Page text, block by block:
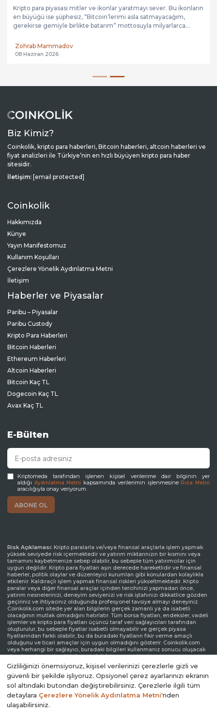
Bitcoin’den gerektiğinde 1,25 milyar dolara kadar gelir elde
edilmesini sağlayacak yeni sermaye yönetimi programını
onayladı. Strategy,...
Görkem Saçar
29 Haziran 2026
Biz Kimiz?
Coinkolik, kripto para haberleri, Bitcoin haberleri, altcoin haberleri ve
fiyat analizleri ile Türkiye’nin en hızlı büyüyen kripto para haber
sitesidir.
İletişim: [email protected]
Coinkolik
Hakkımızda
Künye
Yayın Manifestomuz
Kullanım Koşulları
Çerezlere Yönelik Aydınlatma Metni
İletişim
Haberler ve Piyasalar
Paribu – Piyasalar
Paribu Custody
Kripto Para Haberleri
Bitcoin Haberleri
Ethereum Haberleri
Altcoin Haberleri
Bitcoin Kaç TL
Dogecoin Kaç TL
Avax Kaç TL
E-Bülten
Kriptomeda tarafından işlenen kişisel verilerime dair bilginin yer
aldığı Aydınlatma Metni kapsamında verilerimin işlenmesineRıza Metni
aracılığıyla onay veriyorum.
Risk Açıklaması: Kripto paralarla ve/veya finansal araçlarla işlem yapmak
yüksek seviyede risk içermektedir ve yatırım miktarınızın bir kısmını veya
tamamını kaybetmenize sebep olabilir, bu sebeple tüm yatırımcılar için
uygun değildir. Kripto para fiyatları aşırı derecede hareketlidir ve finansal
haberler, politik olaylar ve düzenleyici kurumları gibi konulardan kolaylıkla
etkilenir. Kaldıraçlı işlem yapmak finansal riskleri yükseltmektedir. Kripto
paralar veya diğer finansal araçlar içinden tercihinizi yapmadan önce,
yatırım nesnelerinizi, deneyim seviyenizi ve risk iştahınızı dikkatlice gözden
geçiriniz ve ihtiyacınız olduğunda profesyonel tavsiye almayı deneyiniz.
Coinkolik.com sitede yer alan bilgilerin gerçek zamanlı ya da isabetli
olacağının mutlak olmadığını hatırlatır. Tüm borsa fiyatları, endeksler, vadeli
işlemler ve kripto para fiyatları üçüncü taraf veri sağlayıcıları tarafından
oluşturulur, bu sebeple fiyatlar isabetli olmayabilir ve gerçek piyasa
fiyatlarından farklı olabilir, bu da buradaki fiyatların fikir verme amaçlı
olduğunu ve ticari amaçlar için uygun olmadığını gösterir. Coinkolik.com
veya herhangi bir sağlayıcı, buradaki bilgileri kullanmanız sonucu oluşacak
olası kayıplarınızdan ötürü sorumluluk taşımamaktadır.
Sorumluluk Reddi Beyanı:
Coinkolik.com reklamlarla veya reklam verenlerle
etkileşiminize bağlı olarak internet sitesinde görüntülenen reklamlardan
gelir elde edebilir. Coinkolik.com’da yer alan reklamlar üçüncü parti reklam
kanalları aracılığıyla yapılmaktadır. Bu yüzden, Coinkolik.com’dan
yönlendirilen reklam linkleri Coinkolik.com onayından bağımsız olarak
sitede yer alır ve reklam linkleri ile yönlendirilen ziyaretler kullanıcı
Gizliliğinizi önemsiyoruz, kişisel verilerinizi çerezlerle gizli ve
güvenli bir şekilde işliyoruz. Opsiyonel çerez ayarlarınızı ekranın
sol altındaki butondan değiştirebilirsiniz. Çerezlerle ilgili tüm
detaylara Çerezlere Yönelik Aydınlatma Metni'nden
ulaşabilirsiniz.